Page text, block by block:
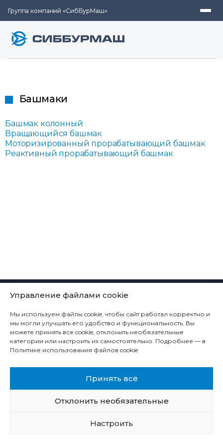
Управление файлами cookie
Мы используем файлы cookie, чтобы сайт работал корректно и
мы могли улучшать его удобство и функциональность. Вы
можете принять все cookie, отклонить необязательные
категории или настроить их самостоятельно. Подробнее — в
Политике использования файлов cookie
Принять всё
Отклонить необязательные
Настроить
Группа компаний «СибБурМаш»
Башмаки
Башмак колонный
Вращающийся башмак
Моторизированный прорабатывающий башмак
Реактивный прорабатывающий башмак
КОМПАНИЯ
ПРОДУКЦИЯ
СЕРВИС
КОНТАКТЫ
Политика конфиденциальностиУсловия использования сайта